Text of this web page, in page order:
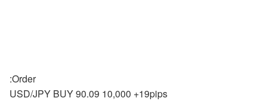
:Order
USD/JPY BUY 90.09 10,000 +19pips